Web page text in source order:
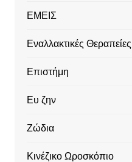
ΕΜΕΙΣ
Εναλλακτικές Θεραπείες
Επιστήμη
Ευ ζην
Ζώδια
Κινέζικο Ωροσκόπιο